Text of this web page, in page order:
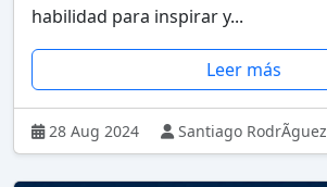
habilidad para inspirar y...
Leer más
28 Aug 2024 Santiago RodrÃ­guez